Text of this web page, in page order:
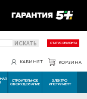
ИСКАТЬ СТАТУС РЕМОНТА
КАБИНЕТ КОРЗИНА
СТРОИТЕЛЬНОЕ
ОБОРУДОВАНИЕ
ЭЛЕКТРО
ИНСТРУМЕНТ